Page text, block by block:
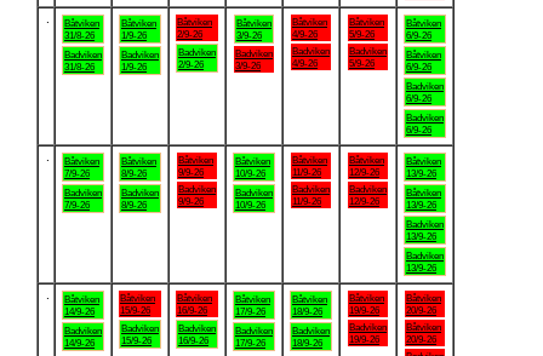
Båtviken
31/8-26
Badviken
31/8-26
Båtviken
1/9-26
Badviken
1/9-26
Båtviken
2/9-26
Badviken
2/9-26
Båtviken
3/9-26
Badviken
3/9-26
Båtviken
4/9-26
Badviken
4/9-26
Båtviken
5/9-26
Badviken
5/9-26
Båtviken
6/9-26
Båtviken
6/9-26
Badviken
6/9-26
Badviken
6/9-26
Båtviken
7/9-26
Badviken
7/9-26
Båtviken
8/9-26
Badviken
8/9-26
Båtviken
9/9-26
Badviken
9/9-26
Båtviken
10/9-26
Badviken
10/9-26
Båtviken
11/9-26
Badviken
11/9-26
Båtviken
12/9-26
Badviken
12/9-26
Båtviken
13/9-26
Båtviken
13/9-26
Badviken
13/9-26
Badviken
13/9-26
Båtviken
14/9-26
Badviken
14/9-26
Båtviken
15/9-26
Badviken
15/9-26
Båtviken
16/9-26
Badviken
16/9-26
Båtviken
17/9-26
Badviken
17/9-26
Båtviken
18/9-26
Badviken
18/9-26
Båtviken
19/9-26
Badviken
19/9-26
Båtviken
20/9-26
Båtviken
20/9-26